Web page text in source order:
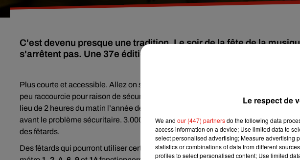
C'est devenu presque une tradition. Le soir de la fête de la
s'arrêtent pas. Une 37e édition raccourcie de deux heures et
Plus courte et accessible. Allez on se vide la tête et on fait la fête, ce jeudi soir
peu raccourcie pour raison de sécurité et de nuisance sonore à Paris. Les
lieu de 2 heures du matin l’année dernière. Une décision assumée à 100% par la
avant le problème sécuritaire. 3.000 membres des forces de l’ordre seront
des fêtards.
Des fêtards qui pourront utiliser certaines lignes de transports en commun toute
Le respect de
We and our (447) partnersdo the following data
access information on a device; Use limited data to
select personalised advertising; Measure advertising
statistics or combinations of data from different
profiles to select personalised content; Use limited